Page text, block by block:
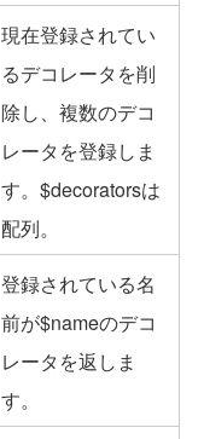
現在登録されてい
るデコレータを削
除し、複数のデコ
レータを登録しま
す。$decoratorsは
配列。
登録されている名
前が$nameのデコ
レータを返しま
す。